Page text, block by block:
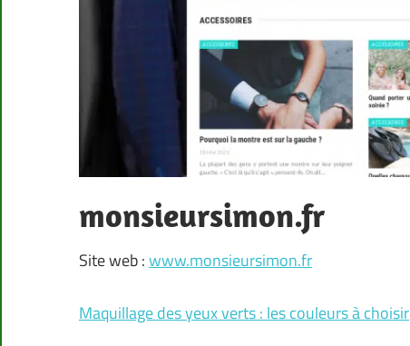
monsieursimon.fr
Site web :www.monsieursimon.fr
Maquillage des yeux verts : les couleurs à choisir